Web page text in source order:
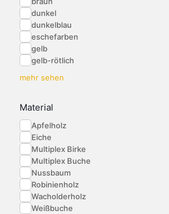
dunkel
dunkelblau
eschefarben
gelb
gelb-rötlich
mehr sehen
Material
Apfelholz
Eiche
Multiplex Birke
Multiplex Buche
Nussbaum
Robinienholz
Wacholderholz
Weißbuche